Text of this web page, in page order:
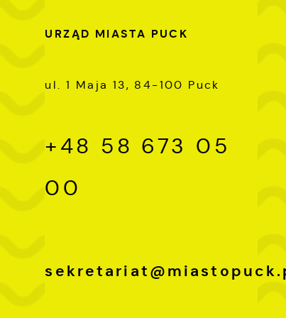
URZĄD MIASTA PUCK
ul. 1 Maja 13, 84-100 Puck
+48 58 673 05
00